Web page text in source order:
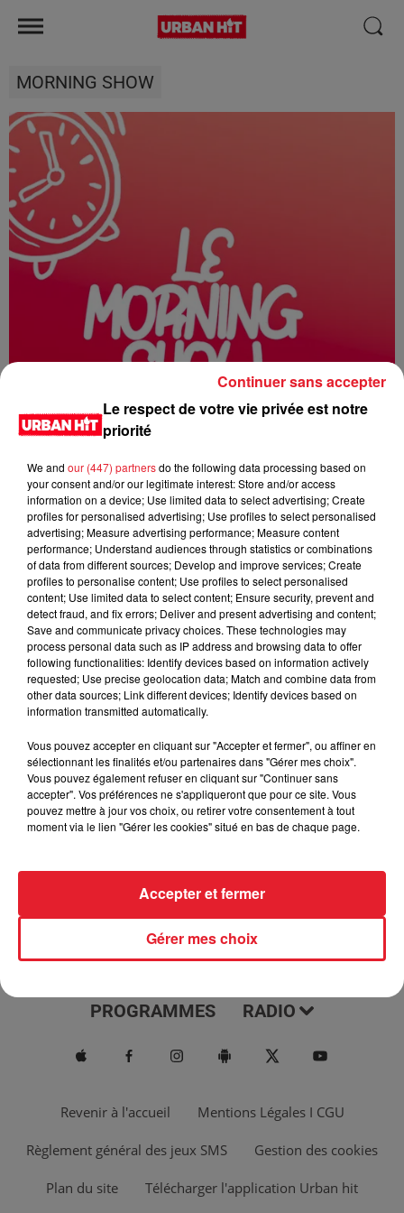
MORNING SHOW
0:00 3 sec
29 juin 2026 - 3 sec
MORNING SHOW 08H04 du 26.06.2026
Le Morning Show
ACTUS MUSIQUES
PROGRAMMES RADIO
Revenir à l'accueil Mentions Légales I CGU
Règlement général des jeux SMS Gestion des cookies
Plan du site Télécharger l'application Urban hit
Le respect de votre vie privée est notre
priorité
We and our (447) partnersdo the following data processing based on
your consent and/or our legitimate interest: Store and/or access
information on a device; Use limited data to select advertising; Create
profiles for personalised advertising; Use profiles to select personalised
advertising; Measure advertising performance; Measure content
performance; Understand audiences through statistics or combinations
of data from different sources; Develop and improve services; Create
profiles to personalise content; Use profiles to select personalised
content; Use limited data to select content; Ensure security, prevent and
detect fraud, and fix errors; Deliver and present advertising and content;
Save and communicate privacy choices. These technologies may
process personal data such as IP address and browsing data to offer
following functionalities: Identify devices based on information actively
requested; Use precise geolocation data; Match and combine data from
other data sources; Link different devices; Identify devices based on
information transmitted automatically.
Vous pouvez accepter en cliquant sur "Accepter et fermer", ou affiner en
sélectionnant les finalités et/ou partenaires dans "Gérer mes choix".
Vous pouvez également refuser en cliquant sur "Continuer sans
accepter". Vos préférences ne s'appliqueront que pour ce site. Vous
pouvez mettre à jour vos choix, ou retirer votre consentement à tout
moment via le lien "Gérer les cookies" situé en bas de chaque page.
Gérer mes choix
Accepter et fermer
Continuer sans accepter